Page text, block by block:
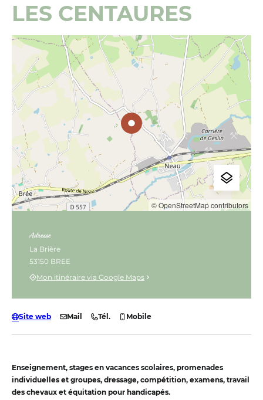
LES CENTAURES
Enseignement, stages en vacances scolaires, promenades
individuelles et groupes, dressage, compétition, examens, travail
des chevaux et équitation pour handicapés.
© OpenStreetMap contributors
Adresse
La Brière
53150 BREE
Mon itinéraire via Google Maps
Site web Mail Tél. Mobile